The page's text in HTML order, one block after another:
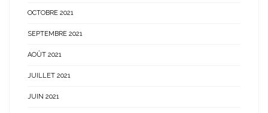
OCTOBRE 2021
SEPTEMBRE 2021
AOÛT 2021
JUILLET 2021
JUIN 2021